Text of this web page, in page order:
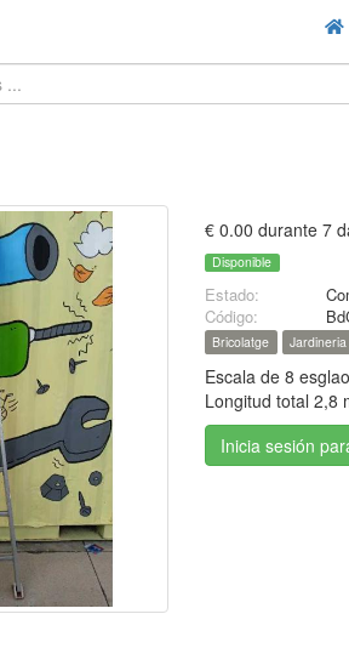
€ 0.00 durante 7
Disponible
Estado:
Código:
Bricolatge Jardineria
Escala de 8
Longitud total 2,8
Inicia sesión